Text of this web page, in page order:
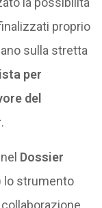
proprio
sulla stretta
per
del
.
Dossier
lo strumento